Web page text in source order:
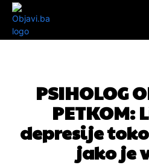
PSIHOLOG
PETKOM:
depresije
jako je